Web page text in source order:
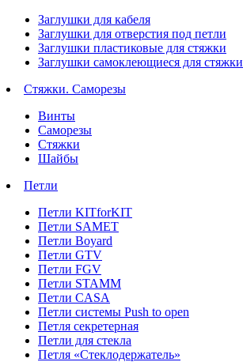
Заглушки для кабеля
Заглушки для отверстия под петли
Заглушки пластиковые для стяжки
Заглушки самоклеющиеся для стяжки
Стяжки. Саморезы
Винты
Саморезы
Стяжки
Шайбы
Петли
Петли KITforKIT
Петли SAMET
Петли Boyard
Петли GTV
Петли FGV
Петли STAMM
Петли CASA
Петли системы Push to open
Петля секретерная
Петли для стекла
Петля «Стеклодержатель»